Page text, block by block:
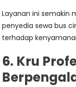
Layanan ini semakin
penyedia sewa bus
terhadap
6. Kru